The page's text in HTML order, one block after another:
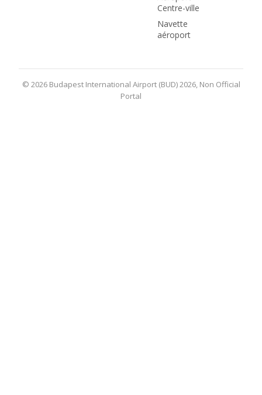
Centre-ville
Navette
aéroport
© 2026 Budapest International Airport (BUD) 2026, Non Official
Portal